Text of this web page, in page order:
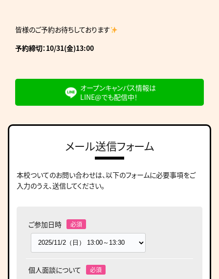
皆様のご予約お待ちしております
予約締切：10/31(金)13:00
オープンキャンパス情報は
LINE@でも配信中！
メール送信フォーム
本校ついてのお問い合わせは、以下のフォームに必要事項をご
入力のうえ、送信してください。
ご参加日時
個人面談について